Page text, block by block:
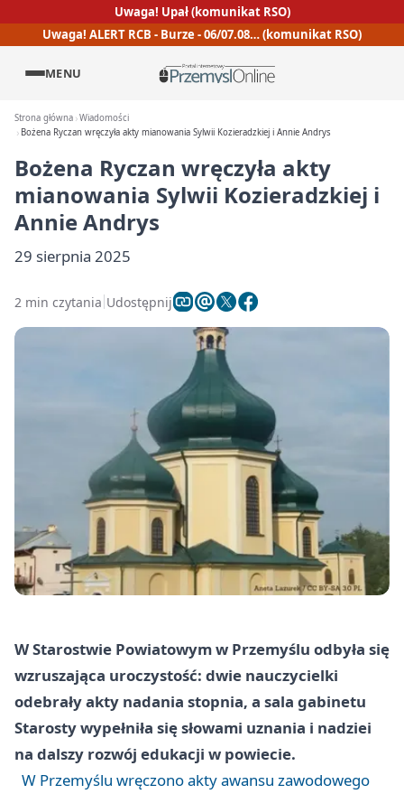
Uwaga! Upał (komunikat RSO)
Uwaga! ALERT RCB - Burze - 06/07.08… (komunikat RSO)
MENU
Strona główna Wiadomości
Bożena Ryczan wręczyła akty mianowania Sylwii Kozieradzkiej i Annie Andrys
Bożena Ryczan wręczyła akty
mianowania Sylwii Kozieradzkiej i
Annie Andrys
29 sierpnia 2025
2 min czytania Udostępnij
W Starostwie Powiatowym w Przemyślu odbyła się
wzruszająca uroczystość: dwie nauczycielki
odebrały akty nadania stopnia, a sala gabinetu
Starosty wypełniła się słowami uznania i nadziei
na dalszy rozwój edukacji w powiecie.
W Przemyślu wręczono akty awansu zawodowego